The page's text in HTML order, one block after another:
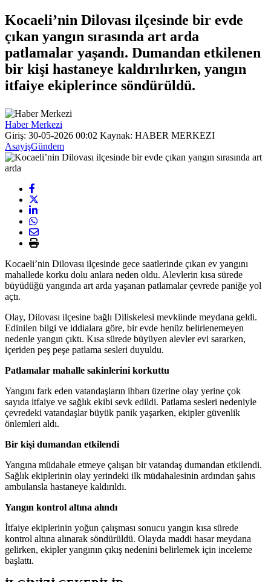
Kocaeli’nin Dilovası ilçesinde bir evde
çıkan yangın sırasında art arda
patlamalar yaşandı. Dumandan etkilenen
bir kişi hastaneye kaldırılırken, yangın
itfaiye ekiplerince söndürüldü.
Haber Merkezi
Giriş: 30-05-2026 00:02 Kaynak: HABER MERKEZI
AsayişGündem
Kocaeli’nin Dilovası ilçesinde gece saatlerinde çıkan ev yangını
mahallede korku dolu anlara neden oldu. Alevlerin kısa sürede
büyüdüğü yangında art arda yaşanan patlamalar çevrede paniğe yol
açtı.
Olay, Dilovası ilçesine bağlı Diliskelesi mevkiinde meydana geldi.
Edinilen bilgi ve iddialara göre, bir evde henüz belirlenemeyen
nedenle yangın çıktı. Kısa sürede büyüyen alevler evi sararken,
içeriden peş peşe patlama sesleri duyuldu.
Patlamalar mahalle sakinlerini korkuttu
Yangını fark eden vatandaşların ihbarı üzerine olay yerine çok
sayıda itfaiye ve sağlık ekibi sevk edildi. Patlama sesleri nedeniyle
çevredeki vatandaşlar büyük panik yaşarken, ekipler güvenlik
önlemleri aldı.
Bir kişi dumandan etkilendi
Yangına müdahale etmeye çalışan bir vatandaş dumandan etkilendi.
Sağlık ekiplerinin olay yerindeki ilk müdahalesinin ardından şahıs
ambulansla hastaneye kaldırıldı.
Yangın kontrol altına alındı
İtfaiye ekiplerinin yoğun çalışması sonucu yangın kısa sürede
kontrol altına alınarak söndürüldü. Olayda maddi hasar meydana
gelirken, ekipler yangının çıkış nedenini belirlemek için inceleme
başlattı.